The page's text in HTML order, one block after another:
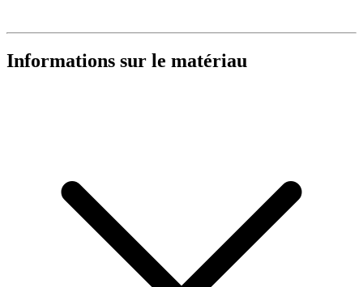
Informations sur le matériau